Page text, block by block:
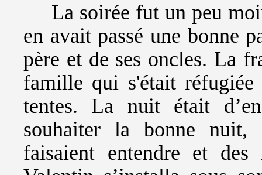
La soirée fut un peu
en avait passé une bonne
père et de ses oncles. La
famille qui s'était
tentes. La nuit était
souhaiter la bonne nuit,
faisaient entendre et des